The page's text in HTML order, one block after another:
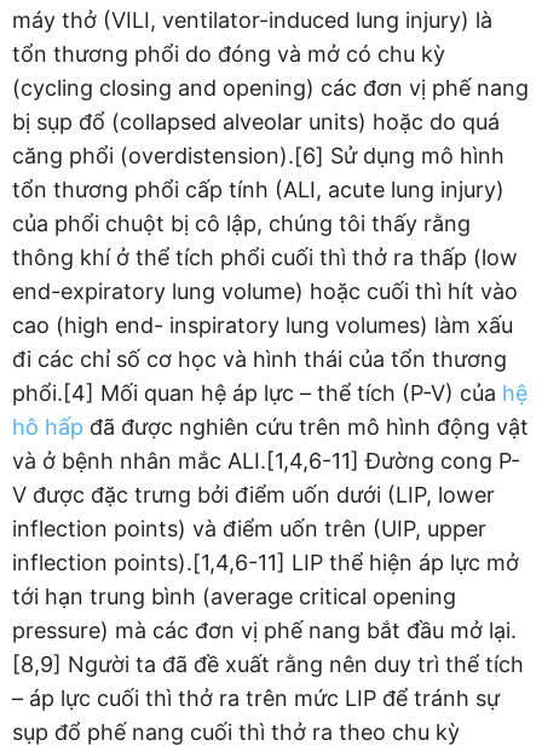
máy thở (VILI, ventilator-induced lung injury) là
tổn thương phổi do đóng và mở có chu kỳ
(cycling closing and opening) các đơn vị phế nang
bị sụp đổ (collapsed alveolar units) hoặc do quá
căng phổi (overdistension).[6] Sử dụng mô hình
tổn thương phổi cấp tính (ALI, acute lung injury)
của phổi chuột bị cô lập, chúng tôi thấy rằng
thông khí ở thể tích phổi cuối thì thở ra thấp (low
end-expiratory lung volume) hoặc cuối thì hít vào
cao (high end- inspiratory lung volumes) làm xấu
đi các chỉ số cơ học và hình thái của tổn thương
phổi.[4] Mối quan hệ áp lực – thể tích (P-V) của hệ
hô hấp đã được nghiên cứu trên mô hình động vật
và ở bệnh nhân mắc ALI.[1,4,6-11] Đường cong P-
V được đặc trưng bởi điểm uốn dưới (LIP, lower
inflection points) và điểm uốn trên (UIP, upper
inflection points).[1,4,6-11] LIP thể hiện áp lực mở
tới hạn trung bình (average critical opening
pressure) mà các đơn vị phế nang bắt đầu mở lại.
[8,9] Người ta đã đề xuất rằng nên duy trì thể tích
– áp lực cuối thì thở ra trên mức LIP để tránh sự
sụp đổ phế nang cuối thì thở ra theo chu kỳ